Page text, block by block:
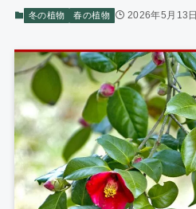
冬の植物 春の植物 2026年5月13日